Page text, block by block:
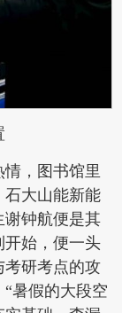
，图书馆里
石大山能新能
谢钟航便是其
开始，便一头
考研考点的攻
暑假的大段空